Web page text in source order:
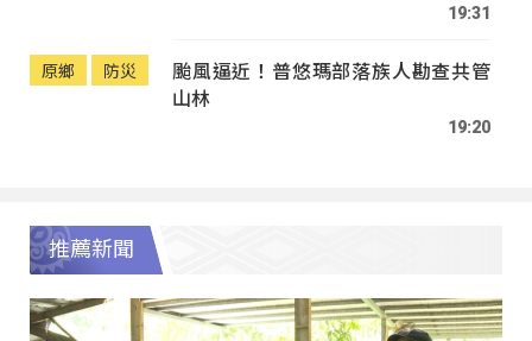
19:31
原鄉 防災
颱風逼近！普悠瑪部落族人勘查共管
山林
19:20
推薦新聞